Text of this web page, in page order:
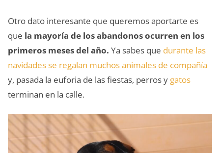
Otro dato interesante que queremos aportarte es
que la mayoría de los abandonos ocurren en los
primeros meses del año. Ya sabes que durante las
navidades se regalan muchos animales de compañía
y, pasada la euforia de las fiestas, perros y gatos
terminan en la calle.